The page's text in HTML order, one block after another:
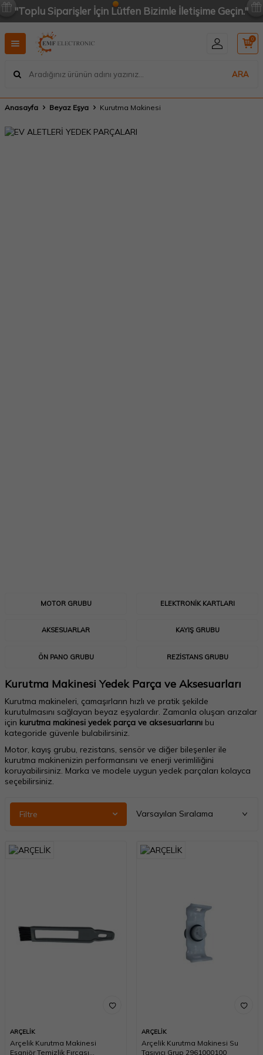
"Toplu Siparişler İçin Lütfen Bizimle İletişime Geçin."
ARA
0
Anasayfa Beyaz Eşya Kurutma Makinesi
MOTOR GRUBU ELEKTRONIK KARTLARI
AKSESUARLAR KAYIŞ GRUBU
ÖN PANO GRUBU REZISTANS GRUBU
Kurutma Makinesi Yedek Parça ve Aksesuarları
Kurutma makineleri, çamaşırların hızlı ve pratik şekilde
kurutulmasını sağlayan beyaz eşyalardır. Zamanla oluşan arızalar
için kurutma makinesi yedek parça ve aksesuarlarını bu
kategoride güvenle bulabilirsiniz.
Motor, kayış grubu, rezistans, sensör ve diğer bileşenler ile
kurutma makinenizin performansını ve enerji verimliliğini
koruyabilirsiniz. Marka ve modele uygun yedek parçaları kolayca
seçebilirsiniz.
Filtre
ARÇELİK
Arçelik Kurutma Makinesi
Eşanjör Temizlik Fırçası
ARÇELİK
Arçelik Kurutma Makinesi Su
Taşıyıcı Grup 2961000100